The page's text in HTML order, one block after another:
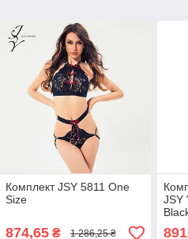
Комплект JSY 5811 One
Size
874,65₴ 1 286,25 ₴
JSY